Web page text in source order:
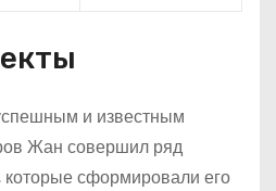
и известным
Жан совершил ряд
которые сформировали его